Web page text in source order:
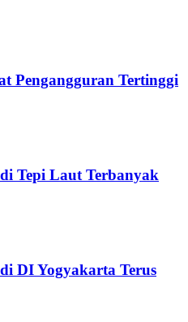
di Jakarta
Versi QS
Persib vs Persija di
Perpanjang Dominasi